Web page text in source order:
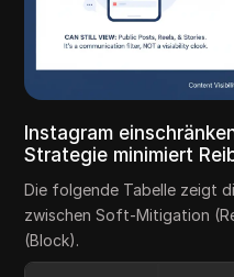
Instagram
Strategie minimiert
Die folgende Tabelle zeigt
zwischen Soft-Mitigation
(Block).